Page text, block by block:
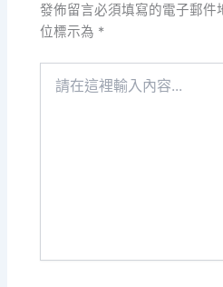
發佈留言必須填寫的電子郵件
位標示為 *